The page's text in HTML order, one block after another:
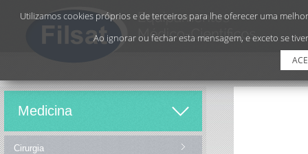
Medicina
Cirurgia
Utilizamos cookies próprios e de terceiros para lhe oferecer uma
Ao ignorar ou fechar esta mensagem, e exceto se